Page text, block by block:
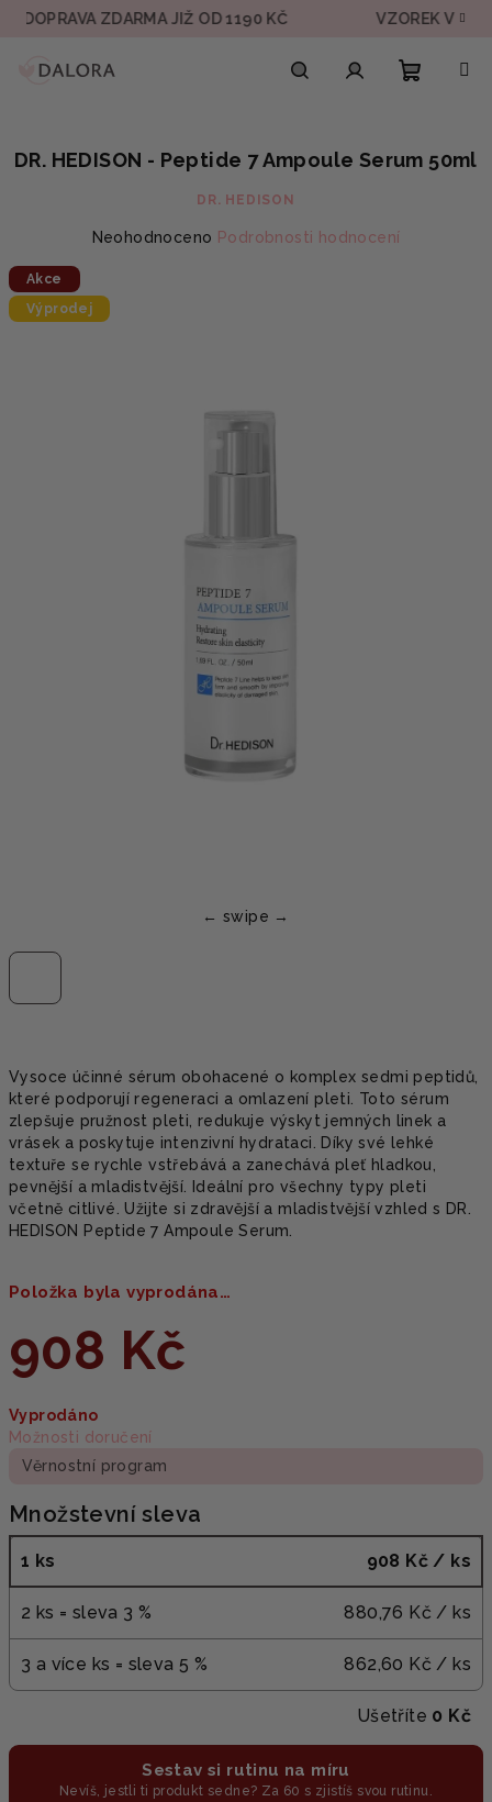
Přejít
ZDARMA JIŽ OD 1190 KČ VZOREK V KAŽDÉ
košík
Vysoce účinné sérum obohacené o komplex sedmi peptidů,
které podporují regeneraci a omlazení pleti. Toto sérum
zlepšuje pružnost pleti, redukuje výskyt jemných linek a
vrásek a poskytuje intenzivní hydrataci. Díky své lehké
textuře se rychle vstřebává a zanechává pleť hladkou,
pevnější a mladistvější. Ideální pro všechny typy pleti
včetně citlivé. Užijte si zdravější a mladistvější vzhled s DR.
HEDISON Peptide 7 Ampoule Serum.
Položka byla vyprodána…
908 Kč
cena:
Vyprodáno
Možnosti doručení
Věrnostní program
Množstevní sleva
1 ks 908 Kč / ks
2 ks = sleva 3 % 880,76 Kč / ks
3 a více ks = sleva 5 % 862,60 Kč / ks
Ušetříte 0 Kč
Sestav si rutinu na míru
Nevíš, jestli ti produkt sedne? Za 60 s zjistíš svou rutinu.
DR. HEDISON - Peptide 7 Ampoule Serum 50ml
DR. HEDISON
Průměrné
je
0,0
Neohodnoceno Podrobnosti hodnocení
Akce
Výprodej